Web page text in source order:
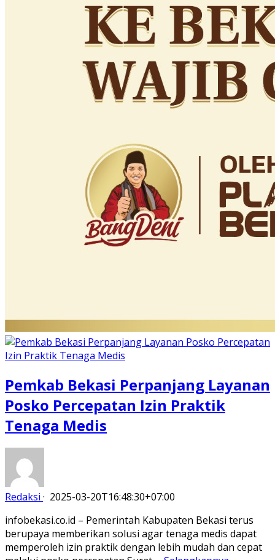
Pemkab Bekasi Perpanjang Layanan
Posko Percepatan Izin Praktik
Tenaga Medis
Redaksi · 2025-03-20T16:48:30+07:00
infobekasi.co.id – Pemerintah Kabupaten Bekasi terus
berupaya memberikan solusi agar tenaga medis dapat
memperoleh izin praktik dengan lebih mudah dan cepat